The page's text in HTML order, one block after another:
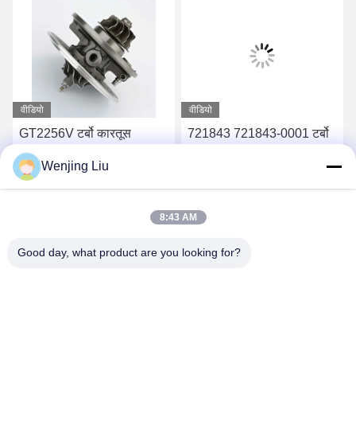
वीडियो
GT2256V टर्बो कारतूस
CHRA कारतूस 724652
724652-0001 फोर्ड रेंजर के
लिए 2.8 94Kw
सबसे अच्छी कीमत पाएं
वीडियो
721843 721843-0001 टर्बो
0019 फोर्ड रेंजर HS 2 के लिए8
Wenjing Liu
8:43 AM
Good day, what product are you looking for?